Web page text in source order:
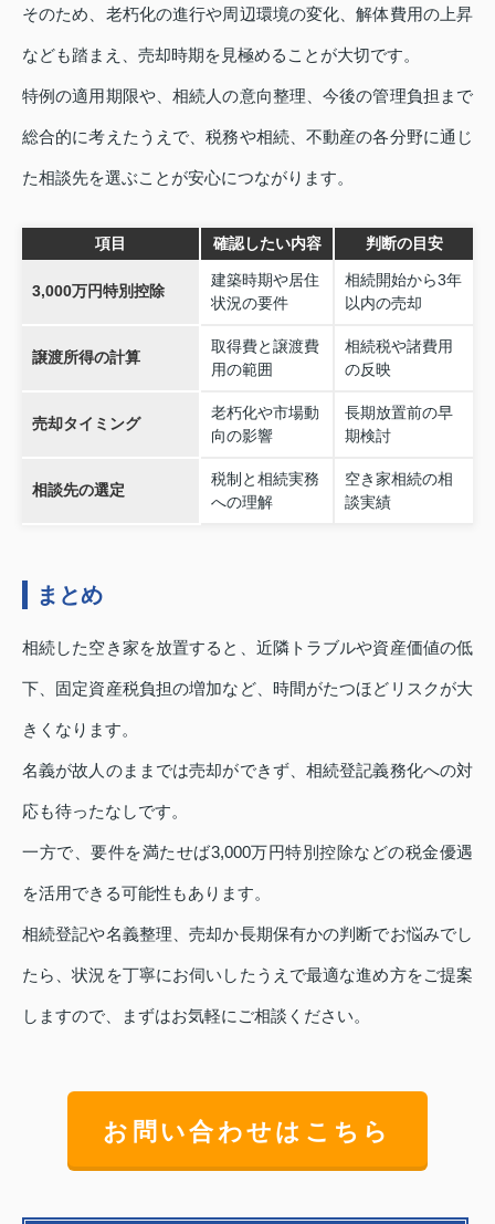
そのため、老朽化の進行や周辺環境の変化、解体費用の上昇
なども踏まえ、売却時期を見極めることが大切です。
特例の適用期限や、相続人の意向整理、今後の管理負担まで
総合的に考えたうえで、税務や相続、不動産の各分野に通じ
た相談先を選ぶことが安心につながります。
項目 確認したい内容 判断の目安
3,000万円特別控除
建築時期や居住
状況の要件
相続開始から3年
以内の売却
譲渡所得の計算
取得費と譲渡費
用の範囲
相続税や諸費用
の反映
売却タイミング
老朽化や市場動
向の影響
長期放置前の早
期検討
相談先の選定
税制と相続実務
への理解
空き家相続の相
談実績
まとめ
相続した空き家を放置すると、近隣トラブルや資産価値の低
下、固定資産税負担の増加など、時間がたつほどリスクが大
きくなります。
名義が故人のままでは売却ができず、相続登記義務化への対
応も待ったなしです。
一方で、要件を満たせば3,000万円特別控除などの税金優遇
を活用できる可能性もあります。
相続登記や名義整理、売却か長期保有かの判断でお悩みでし
たら、状況を丁寧にお伺いしたうえで最適な進め方をご提案
しますので、まずはお気軽にご相談ください。
お問い合わせはこちら